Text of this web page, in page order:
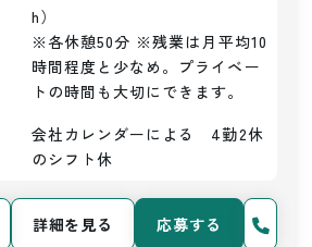
h）
※各休憩50分 ※残業は月平均10
時間程度と少なめ。プライベー
トの時間も大切にできます。
会社カレンダーによる　4勤2休
のシフト休
詳細を見る 応募する